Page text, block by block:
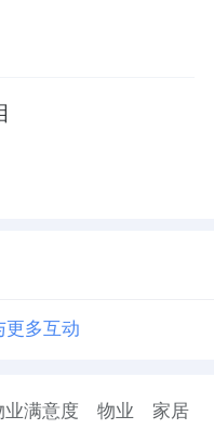
更多互动
业满意度 物业 家居